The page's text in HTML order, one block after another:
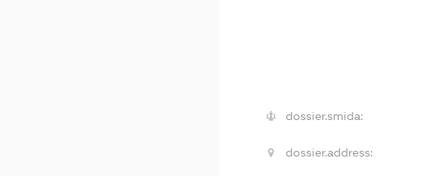
dossier.smida:
dossier.address: